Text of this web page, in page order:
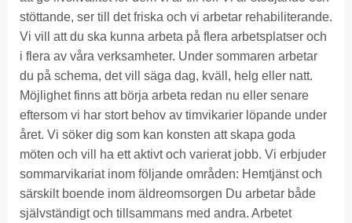
stöttande, ser till det friska och vi arbetar rehabiliterande.
Vi vill att du ska kunna arbeta på flera arbetsplatser och
i flera av våra verksamheter. Under sommaren arbetar
du på schema, det vill säga dag, kväll, helg eller natt.
Möjlighet finns att börja arbeta redan nu eller senare
eftersom vi har stort behov av timvikarier löpande under
året. Vi söker dig som kan konsten att skapa goda
möten och vill ha ett aktivt och varierat jobb. Vi erbjuder
sommarvikariat inom följande områden: Hemtjänst och
särskilt boende inom äldreomsorgen Du arbetar både
självständigt och tillsammans med andra. Arbetet